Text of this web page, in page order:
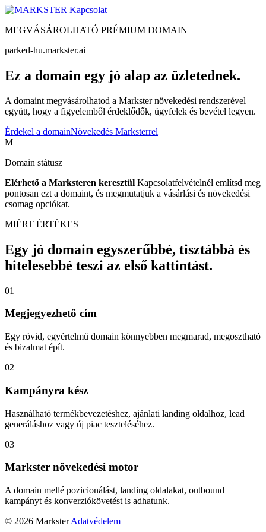
Kapcsolat
MEGVÁSÁROLHATÓ PRÉMIUM DOMAIN
parked-hu.markster.ai
Ez a domain egy jó alap az üzletednek.
A domaint megvásárolhatod a Markster növekedési rendszerével
együtt, hogy a figyelemből érdeklődők, ügyfelek és bevétel legyen.
Érdekel a domainNövekedés Marksterrel
M
Domain státusz
Elérhető a Marksteren keresztül Kapcsolatfelvételnél említsd meg
pontosan ezt a domaint, és megmutatjuk a vásárlási és növekedési
csomag opciókat.
MIÉRT ÉRTÉKES
Egy jó domain egyszerűbbé, tisztábbá és
hitelesebbé teszi az első kattintást.
01
Megjegyezhető cím
Egy rövid, egyértelmű domain könnyebben megmarad, megosztható
és bizalmat épít.
02
Kampányra kész
Használható termékbevezetéshez, ajánlati landing oldalhoz, lead
generáláshoz vagy új piac teszteléséhez.
03
Markster növekedési motor
A domain mellé pozicionálást, landing oldalakat, outbound
kampányt és konverziókövetést is adhatunk.
© 2026 Markster Adatvédelem